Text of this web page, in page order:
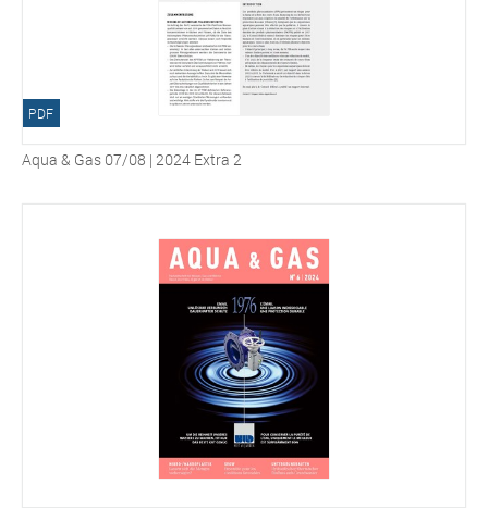
PDF
Aqua & Gas 07/08 | 2024 Extra 2